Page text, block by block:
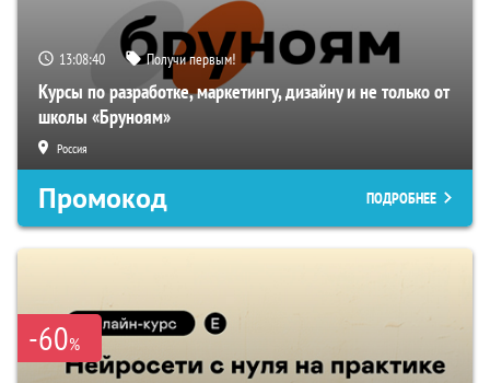
13:08:39 Получи первым!
Курсы по разработке, маркетингу, дизайну и не только от
школы «Бруноям»
Россия
Промокод ПОДРОБНЕЕ
-60%